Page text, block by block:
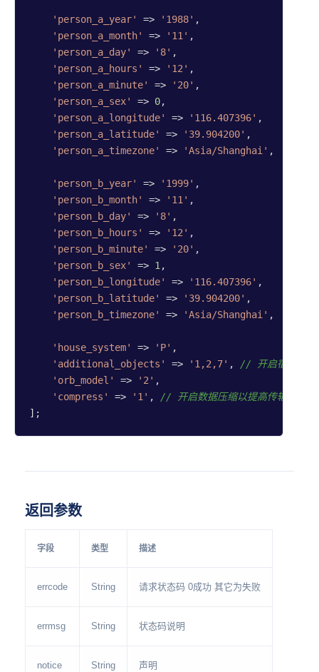
'person_a_year' => '1988' ,
'person_a_month'
=> '11' ,
'person_a_day'
=> '8' ,
'person_a_hours'
=> '12' ,
'person_a_minute'
=> '20' ,
'person_a_sex'
=> 0,
'person_a_longitude'
=> '116.407396' ,
'person_a_latitude'
=> '39.904200' ,
'person_a_timezone'
=> 'Asia/Shanghai' ,
'person_b_year' => '1999' ,
'person_b_month'
=> '11' ,
'person_b_day'
=> '8' ,
'person_b_hours'
=> '12' ,
'person_b_minute'
=> '20' ,
'person_b_sex'
=> 1 ,
'person_b_longitude'
=> '116.407396' ,
'person_b_latitude'
=> '39.904200' ,
'person_b_timezone'
=> 'Asia/Shanghai' ,
'house_system' => 'P' ,
'additional_objects'
=> '1,2,7' , // 开启宿命点、
'orb_model'
=> '2' ,
'compress'
=> '1' , // 开启数据压缩以提高传输速度
];
返回参数
字段 类型 描述
errcode String 请求状态码 0成功 其它为失败
errmsg String 状态码说明
notice String 声明